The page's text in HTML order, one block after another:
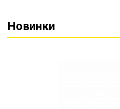
Новинки